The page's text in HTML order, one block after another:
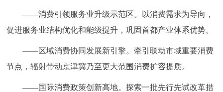
——消费引领服务业升级示范区。以消费需求为导向，
促进服务业结构优化和能级提升，巩固首都产业体系优势。
——区域消费协同发展新引擎。牵引联动市域重要消费
节点，辐射带动京津冀乃至更大范围消费扩容提质。
——国际消费政策创新高地。探索一批先行先试改革措